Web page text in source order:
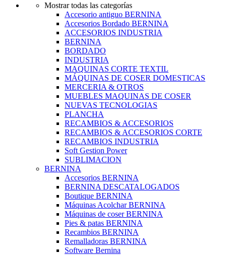
Mostrar todas las categorías
Accesorio antiguo BERNINA
Accesorios Bordado BERNINA
ACCESORIOS INDUSTRIA
BERNINA
BORDADO
INDUSTRIA
MAQUINAS CORTE TEXTIL
MÁQUINAS DE COSER DOMESTICAS
MERCERIA & OTROS
MUEBLES MAQUINAS DE COSER
NUEVAS TECNOLOGIAS
PLANCHA
RECAMBIOS & ACCESORIOS
RECAMBIOS & ACCESORIOS CORTE
RECAMBIOS INDUSTRIA
Soft Gestion Power
SUBLIMACION
BERNINA
Accesorios BERNINA
BERNINA DESCATALOGADOS
Boutique BERNINA
Máquinas Acolchar BERNINA
Máquinas de coser BERNINA
Pies & patas BERNINA
Recambios BERNINA
Remalladoras BERNINA
Software Bernina